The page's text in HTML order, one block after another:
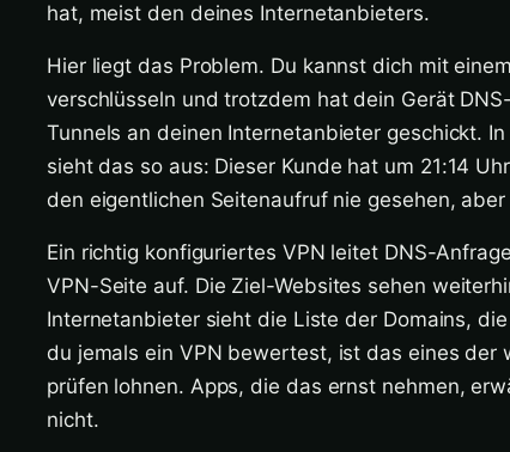
hat, meist den deines Internetanbieters.
Hier liegt das Problem. Du kannst dich mit
verschlüsseln und trotzdem hat dein Gerät
Tunnels an deinen Internetanbieter geschickt.
sieht das so aus: Dieser Kunde hat um 21:14
den eigentlichen Seitenaufruf nie gesehen,
Ein richtig konfiguriertes VPN leitet DNS-
VPN-Seite auf. Die Ziel-Websites sehen
Internetanbieter sieht die Liste der Domains,
du jemals ein VPN bewertest, ist das eines der
prüfen lohnen. Apps, die das ernst nehmen,
nicht.